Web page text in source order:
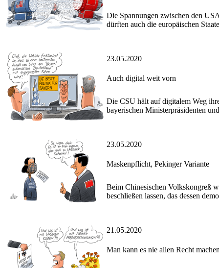
Die Spannungen zwischen den
dürften auch die europäischen
23.05.2020
Auch digital weit vorn
Die CSU hält auf digitalem Weg
bayerischen Ministerpräsidenten
23.05.2020
Maskenpflicht, Pekinger Variante
Beim Chinesischen Volkskongreß
beschließen lassen, das dessen
21.05.2020
Man kann es nie allen Recht